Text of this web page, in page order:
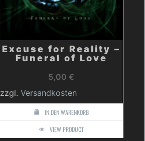
Excuse for Reality –
Funeral of Love
5,00€
zzgl. Versandkosten
IN DEN WARENKORB
VIEW PRODUCT